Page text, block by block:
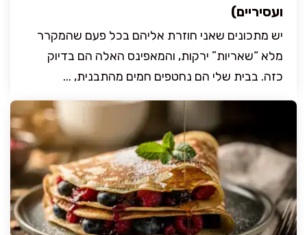
ועסיריים)
יש מתכונים שאני חוזרת אליהם בכל פעם שהמקרר
מלא “שאריות” ירקות, והמאפינס האלה הם בדיוק
כזה. בבית שלי הם נחטפים חמים מהתבנית, ...